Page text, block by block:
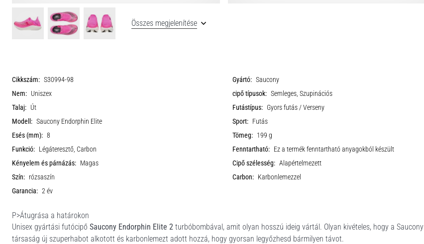
Összes megjelenítése
Cikkszám: S30994-98 Gyártó: Saucony
Nem: Uniszex cipő típusok: Semleges, Szupinációs
Talaj: Út Futástípus: Gyors futás / Verseny
Modell: Saucony Endorphin Elite Sport: Futás
Esés (mm): 8 Tömeg: 199 g
Funkció: Légáteresztő, Carbon Fenntartható: Ez a termék fenntartható anyagokból készült
Kényelem és párnázás: Magas Cipő szélesség: Alapértelmezett
Szín: rózsaszín Carbon: Karbonlemezzel
Garancia: 2 év
P>Átugrása a határokon
Unisex gyártási futócipő Saucony Endorphin Elite 2 turbóbombával, amit olyan hosszú ideig vártál. Olyan kivételes, hogy a Saucony
társaság új szuperhabot alkotott és karbonlemezt adott hozzá, hogy gyorsan legyőzhesd bármilyen távot.